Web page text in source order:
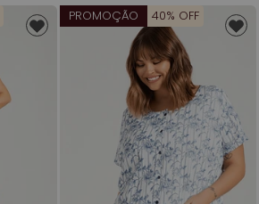
PROMOÇÃO 40% OFF